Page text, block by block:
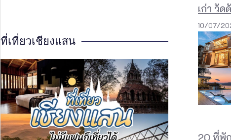
ที่เที่ยวเชียงแสน
เก่า วั
10/07/
20 ที่พั